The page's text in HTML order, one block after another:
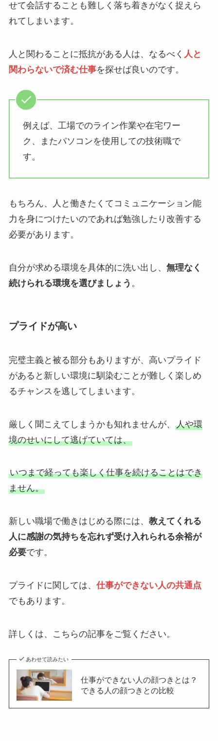
せて会話することも難しく落ち着きがなく捉えら
れてしまいます。
人と関わることに抵抗がある人は、なるべく 人と
関わらないで済む仕事を探せば良いのです。
例えば、工場でのライン作業や在宅ワー
ク、またパソコンを使用しての技術職で
す。
もちろん、人と働きたくてコミュニケーション能
力を身につけたいのであれば勉強したり改善する
必要があります。
自分が求める環境を具体的に洗い出し、 無理なく
続けられる環境を選びましょう 。
プライドが高い
完璧主義と被る部分もありますが、高いプライド
があると新しい環境に馴染むことが難しく楽しめ
るチャンスを逃してしまいます。
厳しく聞こえてしまうかも知れませんが、 人や環
境のせいにして逃げていては、
いつまで経っても楽しく仕事を続けることはでき
ません。
新しい職場で働きはじめる際には、 教えてくれる
人に感謝の気持ちを忘れず受け入れられる余裕が
必要です。
プライドに関しては、 仕事ができない人の共通点
でもあります。
詳しくは、こちらの記事をご覧ください。
あわせて読みたい
仕事ができない人の顔つきとは？
できる人の顔つきとの比較